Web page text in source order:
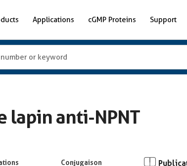
Applications cGMP Proteins Support
lapin anti-NPNT
Conjugaison